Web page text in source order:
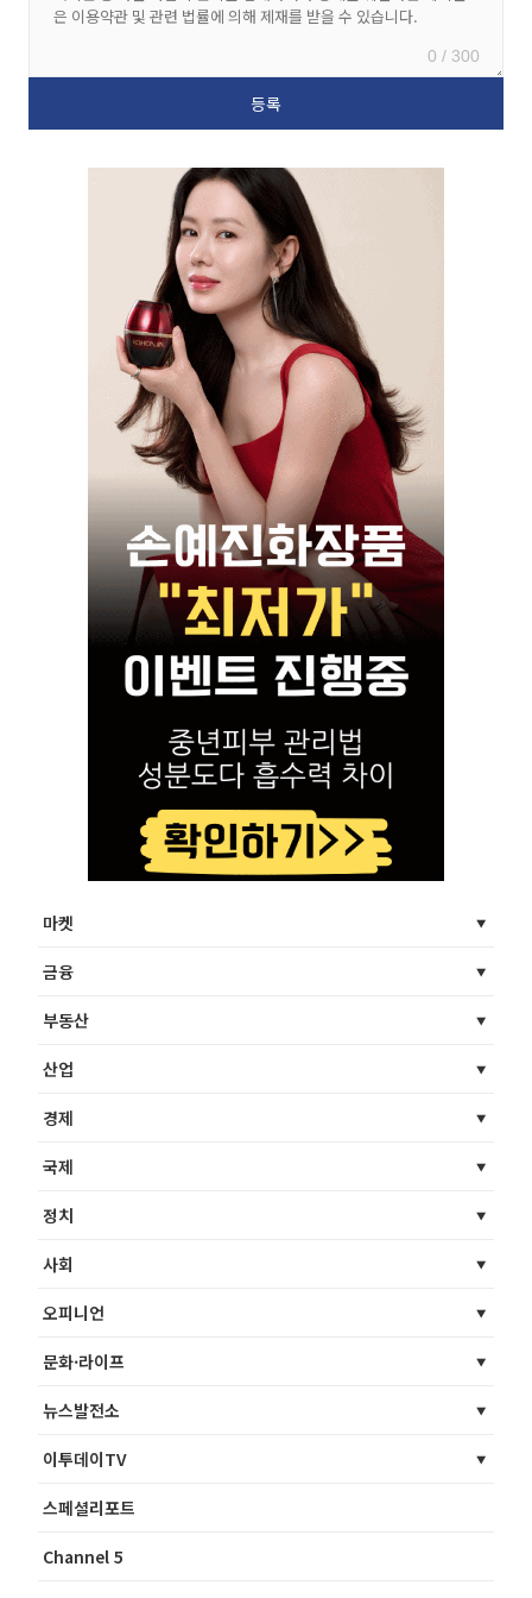
0 / 300
마켓
금융
부동산
산업
경제
국제
정치
사회
오피니언
문화·라이프
뉴스발전소
이투데이TV
스페셜리포트
Channel 5